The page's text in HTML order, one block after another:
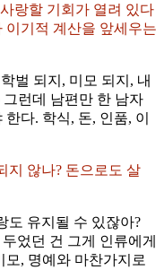
랑할 기회가 열려 있다
이기적 계산을 앞세우는
벌 되지, 미모 되지, 내
런데 남편만 한 남자
다. 학식, 돈, 인품, 이
지 않나? 돈으로도 살
도 유지될 수 있잖아?
었던 건 그게 인류에게
, 명예와 마찬가지로